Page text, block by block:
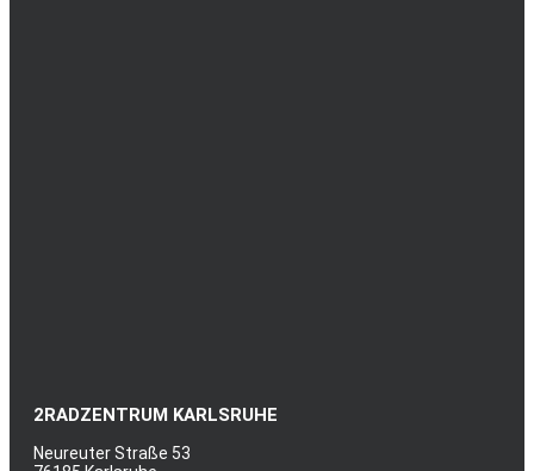
2RADZENTRUM KARLSRUHE
Neureuter Straße 53